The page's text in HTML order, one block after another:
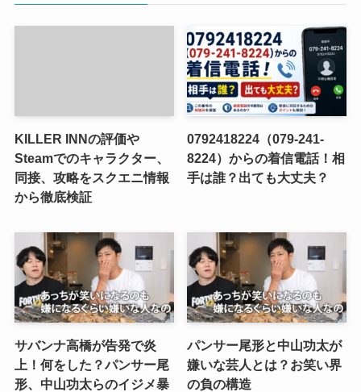
KILLER INNの評価や
Steamでのキャラクター、
同接、攻略をスクエニ情報
から徹底検証
0792418224（079-241-
8224）からの着信電話！相
手は誰？出ても大丈夫？
サバンナ高橋が告発で炎
上！何をした？パンサー尾
形、中山功太らのイジメ暴
パンサー尾形と中山功太が
嫌いな芸人とは？お笑い界
の負の構造